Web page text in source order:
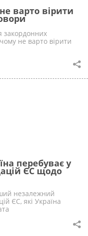
варто вірити
закордонних
не варто вірити
перебуває у
ЄС щодо
незалежний
ЄС, які Україна